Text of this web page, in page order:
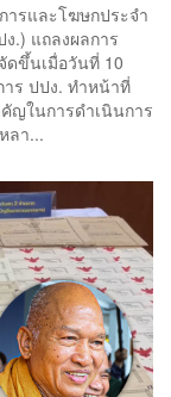
รและโฆษกประจำ
.) แถลงผลการ
ดขึ้นเมื่อวันที่ 10
ร ปปง. ทำหน้าที่
ญในการดำเนินการ
ลา...